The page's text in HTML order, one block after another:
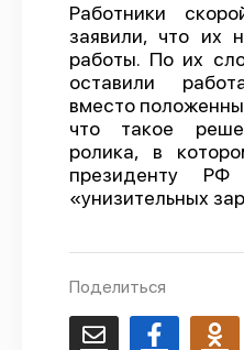
О
Политика
Работники
заявили, что их
работы. По их
оставили
вместо
что такое
ролика, в
президенту
«унизительных
Поделиться